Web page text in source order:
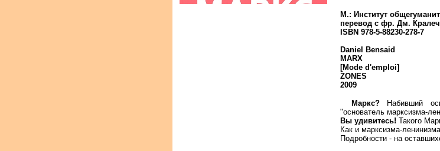
М.: Институт
перевод с фр. Дм.
ISBN 978-5-88230-278-7
Daniel Bensaid
MARX
[Mode d'emploi]
ZONES
2009
Маркс?Набивший
"основатель марксизма-
Вы удивитесь! Такого
Как и марксизма-
Подробности - на